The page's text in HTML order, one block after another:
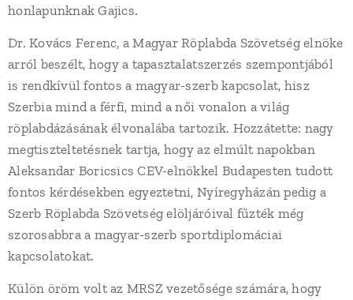
honlapunknak Gajics.
Dr. Kovács Ferenc, a Magyar Röplabda Szövetség elnöke
arról beszélt, hogy a tapasztalatszerzés szempontjából
is rendkívül fontos a magyar-szerb kapcsolat, hisz
Szerbia mind a férfi, mind a női vonalon a világ
röplabdázásának élvonalába tartozik. Hozzátette: nagy
megtiszteltetésnek tartja, hogy az elmúlt napokban
Aleksandar Boricsics CEV-elnökkel Budapesten tudott
fontos kérdésekben egyeztetni, Nyíregyházán pedig a
Szerb Röplabda Szövetség elöljáróival fűzték még
szorosabbra a magyar-szerb sportdiplomáciai
kapcsolatokat.
Külön öröm volt az MRSZ vezetősége számára, hogy